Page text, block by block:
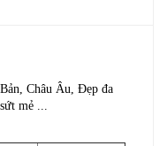
Châu Âu, Đẹp đa
mẻ ...